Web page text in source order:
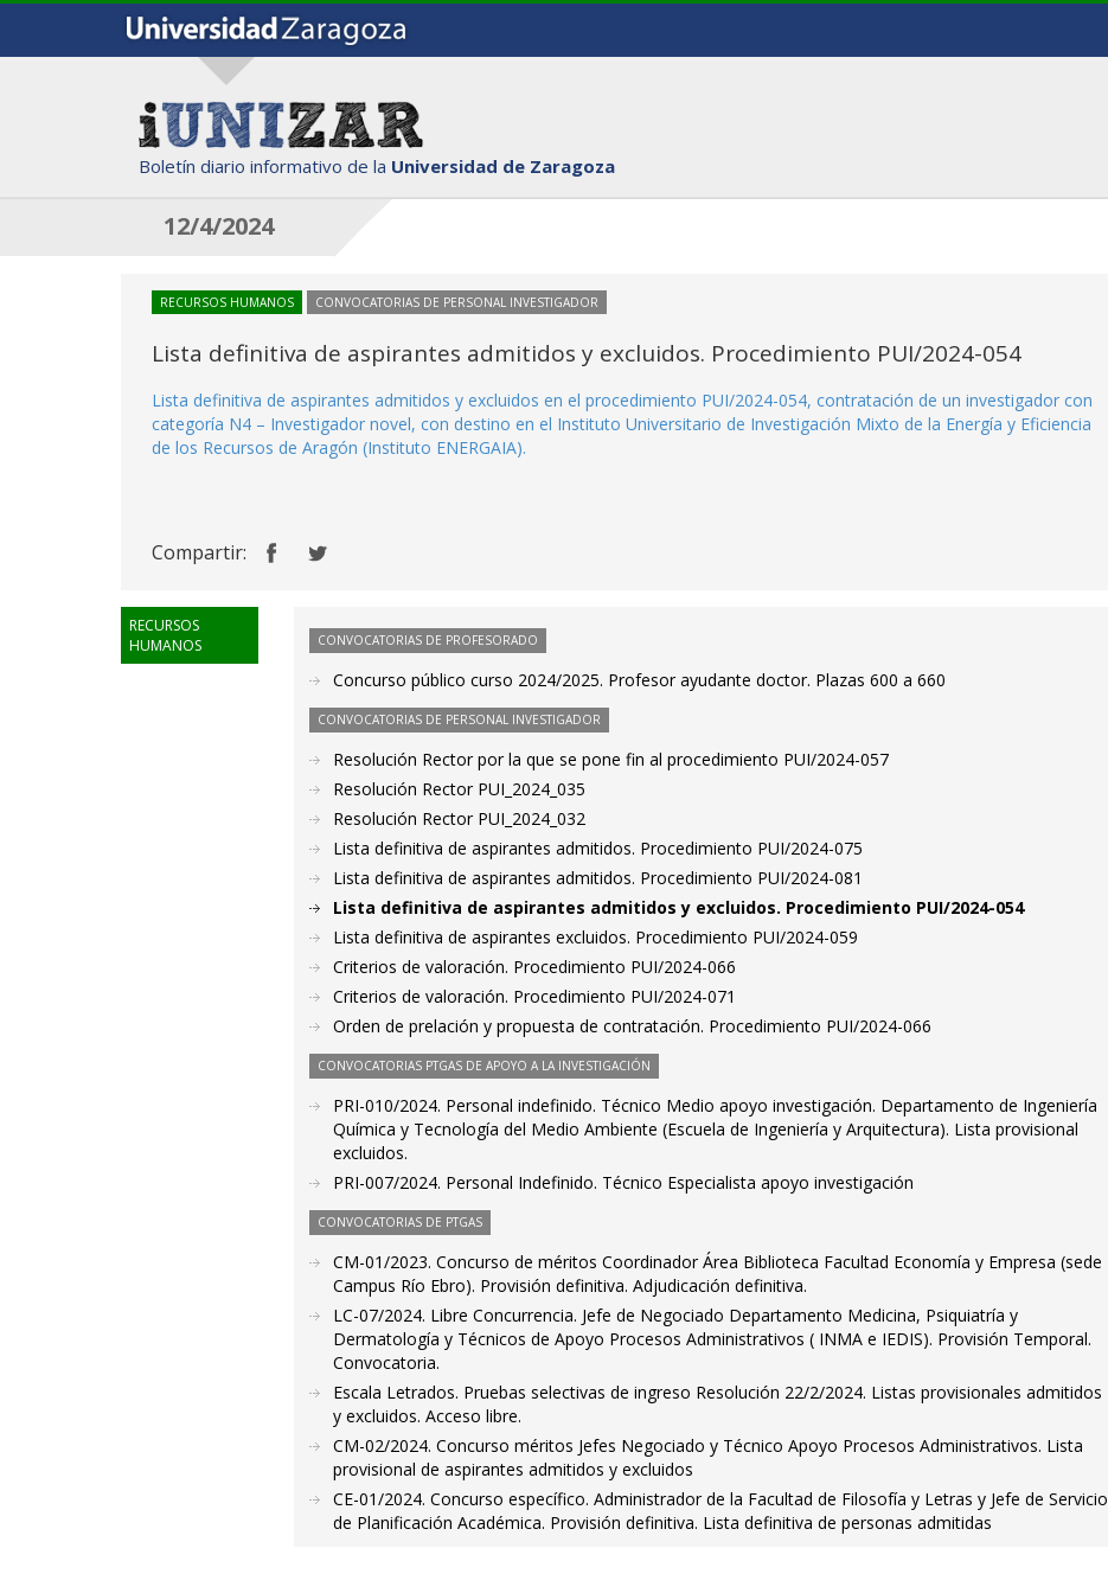
Boletín diario informativo de la Universidad de Zaragoza
12/4/2024
RECURSOS HUMANOS CONVOCATORIAS DE PERSONAL INVESTIGADOR
Lista definitiva de aspirantes admitidos y excluidos. Procedimiento PUI/2024-054
Lista definitiva de aspirantes admitidos y excluidos en el procedimiento PUI/2024-054, contratación de un investigador con
categoría N4 – Investigador novel, con destino en el Instituto Universitario de Investigación Mixto de la Energía y Eficiencia
de los Recursos de Aragón (Instituto ENERGAIA).
Compartir:
RECURSOS
HUMANOS
CONVOCATORIAS DE PROFESORADO
Concurso público curso 2024/2025. Profesor ayudante doctor. Plazas 600 a 660
CONVOCATORIAS DE PERSONAL INVESTIGADOR
Resolución Rector por la que se pone fin al procedimiento PUI/2024-057
Resolución Rector PUI_2024_035
Resolución Rector PUI_2024_032
Lista definitiva de aspirantes admitidos. Procedimiento PUI/2024-075
Lista definitiva de aspirantes admitidos. Procedimiento PUI/2024-081
Lista definitiva de aspirantes admitidos y excluidos. Procedimiento PUI/2024-054
Lista definitiva de aspirantes excluidos. Procedimiento PUI/2024-059
Criterios de valoración. Procedimiento PUI/2024-066
Criterios de valoración. Procedimiento PUI/2024-071
Orden de prelación y propuesta de contratación. Procedimiento PUI/2024-066
CONVOCATORIAS PTGAS DE APOYO A LA INVESTIGACIÓN
PRI-010/2024. Personal indefinido. Técnico Medio apoyo investigación. Departamento de Ingeniería
Química y Tecnología del Medio Ambiente (Escuela de Ingeniería y Arquitectura). Lista provisional
excluidos.
PRI-007/2024. Personal Indefinido. Técnico Especialista apoyo investigación
CONVOCATORIAS DE PTGAS
CM-01/2023. Concurso de méritos Coordinador Área Biblioteca Facultad Economía y Empresa (sede
Campus Río Ebro). Provisión definitiva. Adjudicación definitiva.
LC-07/2024. Libre Concurrencia. Jefe de Negociado Departamento Medicina, Psiquiatría y
Dermatología y Técnicos de Apoyo Procesos Administrativos ( INMA e IEDIS). Provisión Temporal.
Convocatoria.
Escala Letrados. Pruebas selectivas de ingreso Resolución 22/2/2024. Listas provisionales admitidos
y excluidos. Acceso libre.
CM-02/2024. Concurso méritos Jefes Negociado y Técnico Apoyo Procesos Administrativos. Lista
provisional de aspirantes admitidos y excluidos
CE-01/2024. Concurso específico. Administrador de la Facultad de Filosofía y Letras y Jefe de Servicio
de Planificación Académica. Provisión definitiva. Lista definitiva de personas admitidas